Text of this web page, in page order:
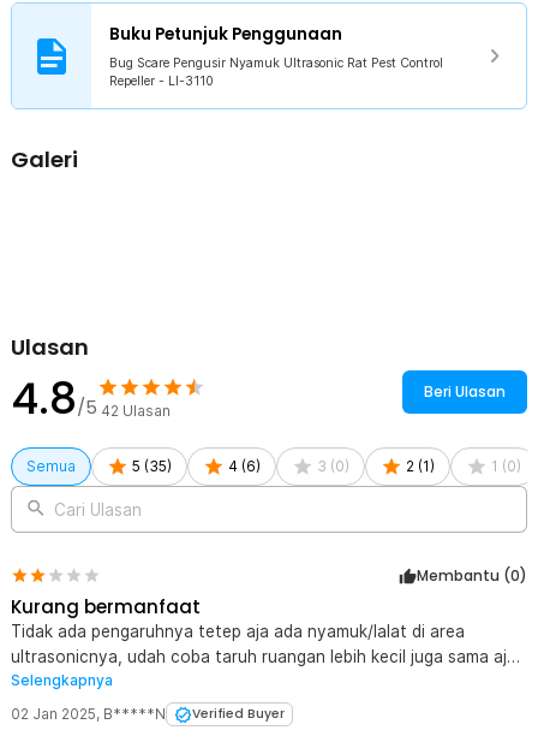
mudah rusak dan dapat Anda gunakan untuk jangka waktu yang
lama. Alat ini menggunakan EU Plug sehingga dapat digunakan di
rumah Anda tanpa perlu menambah plug khusus.
Rincian yang Anda dapatkan untuk pembelian produk ini:
Buku Petunjuk Penggunaan
Bug Scare Pengusir Nyamuk Ultrasonic Rat Pest Control
Repeller - LI-3110
Galeri
Ulasan
4.8/5 42 Ulasan
Beri Ulasan
Semua 5 (35) 4 (6) 3 (0) 2 (1 ) 1 (0)
Cari Ulasan
Membantu (0)
Kurang bermanfaat
Tidak ada pengaruhnya tetep aja ada nyamuk/lalat di area
ultrasonicnya, udah coba taruh ruangan lebih kecil juga sama aja
hasilnya
Selengkapnya
02 Jan 2025, B*****N Verified Buyer